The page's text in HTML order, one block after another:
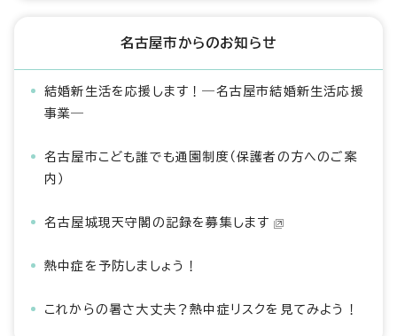
名古屋市からのお知らせ
結婚新生活を応援します！―名古屋市結婚新生活応援
事業―
名古屋市こども誰でも通園制度（保護者の方へのご案
内）
名古屋城現天守閣の記録を募集します
熱中症を予防しましょう！
これからの暑さ大丈夫？熱中症リスクを見てみよう！